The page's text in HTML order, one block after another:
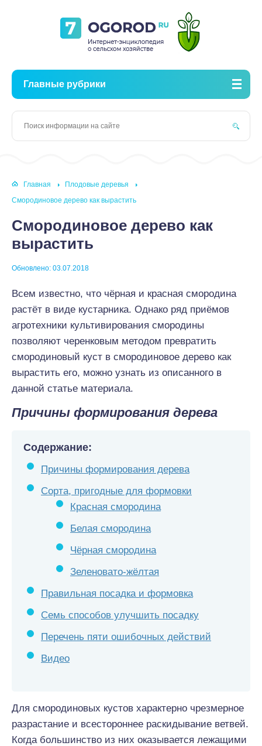
Главные рубрики
Главная
Плодовые деревья
Смородиновое дерево как вырастить
Смородиновое дерево как
вырастить
Обновлено: 03.07.2018
Всем известно, что чёрная и красная смородина
растёт в виде кустарника. Однако ряд приёмов
агротехники культивирования смородины
позволяют черенковым методом превратить
смородиновый куст в смородиновое дерево как
вырастить его, можно узнать из описанного в
данной статье материала.
Причины формирования дерева
Содержание:
Причины формирования дерева
Сорта, пригодные для формовки
Красная смородина
Белая смородина
Чёрная смородина
Зеленовато-жёлтая
Правильная посадка и формовка
Семь способов улучшить посадку
Перечень пяти ошибочных действий
Видео
Для смородиновых кустов характерно чрезмерное
разрастание и всестороннее раскидывание ветвей.
Когда большинство из них оказывается лежащими